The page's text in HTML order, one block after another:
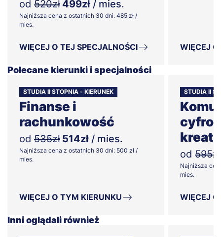
od 520zł 499zł / mies.
Najniższa cena z ostatnich 30 dni: 485 zł /
mies.
WIĘCEJ O TEJ SPECJALNOŚCI WIĘCEJ
Polecane kierunki i specjalności
STUDIA II STOPNIA - KIERUNEK
Finanse i
rachunkowość
od 535zł 514zł / mies.
Najniższa cena z ostatnich 30 dni: 500 zł /
mies.
WIĘCEJ O TYM KIERUNKU
STUDIA II
od 595zł
Najniższa
mies.
WIĘCEJ
Inni oglądali również